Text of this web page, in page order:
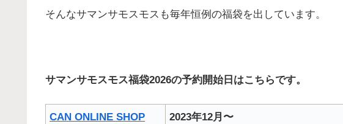
そんなサマンサモスモスも毎年恒例の福袋を出しています。
サマンサモスモス福袋2026の予約開始日はこちらです。
CAN ONLINE SHOP 2023年12月〜